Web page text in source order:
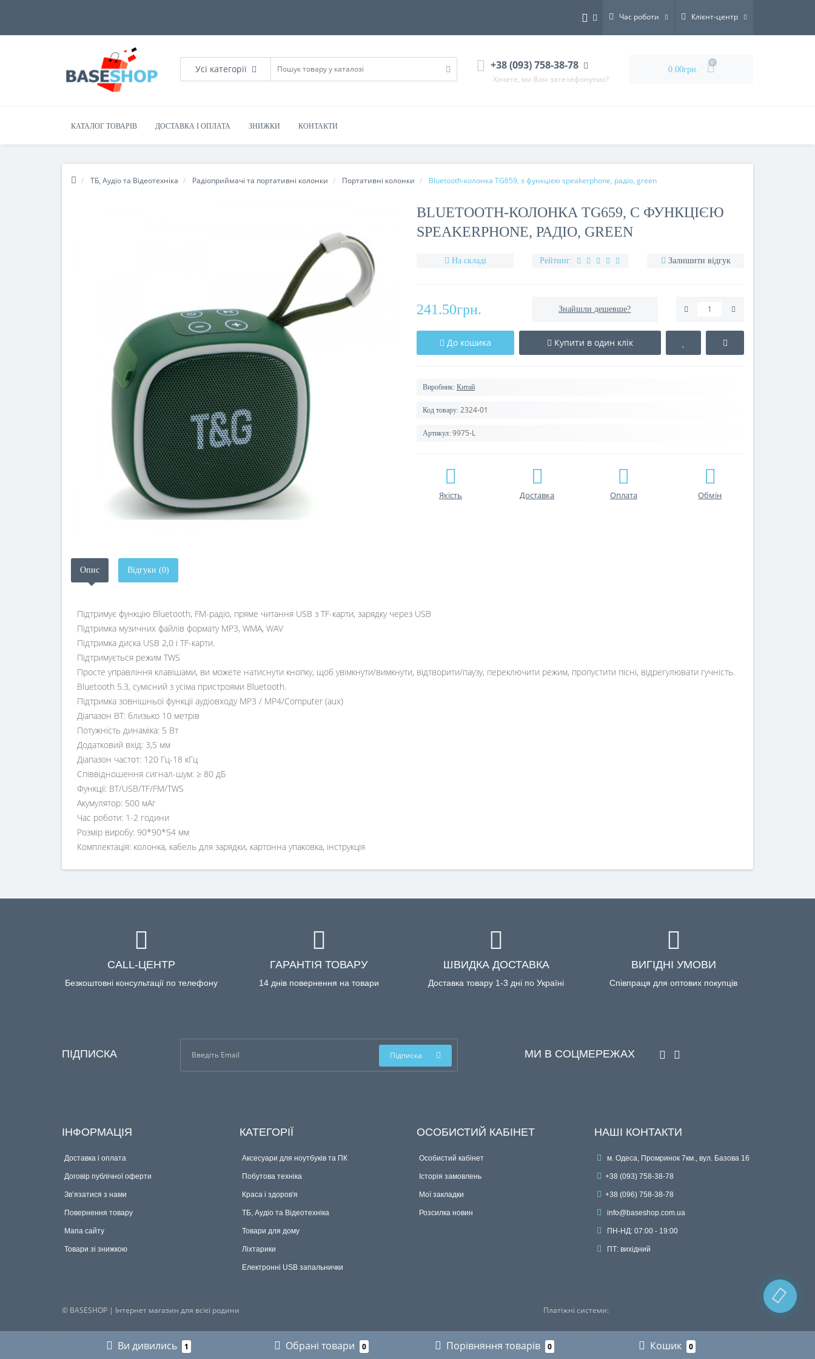
Час роботи Клієнт-центр
Усі категорії +38 (093) 758-38-78
Хочете, ми Вам зателефонуємо?
0.00грн.
0
КАТАЛОГ ТОВАРІВ ДОСТАВКА І ОПЛАТА ЗНИЖКИ КОНТАКТИ
ТБ, Аудіо та Відеотехніка Радіоприймачі та портативні колонки Портативні колонки Bluetooth-колонка TG659, з функцією speakerphone, радіо, green
BLUETOOTH-КОЛОНКА TG659, C ФУНКЦІЄЮ
SPEAKERPHONE, РАДІО, GREEN
На складі Рейтинг: Залишити відгук
241.50грн. Знайшли дешевше?
До кошика Купити в один клік
Виробник: Китай
Код товару: 2324-01
Артикул: 9975-L
Якість Доставка Оплата Обмін
Опис Відгуки (0)
Підтримує функцію Bluetooth, FM-радіо, пряме читання USB з TF-карти, зарядку через USB
Підтримка музичних файлів формату MP3, WMA, WAV
Підтримка диска USB 2,0 і TF-карти.
Підтримується режим TWS
Просте управління клавішами, ви можете натиснути кнопку, щоб увімкнути/вимкнути, відтворити/паузу, переключити режим, пропустити пісні, відрегулювати гучність.
Bluetooth 5.3, сумісний з усіма пристроями Bluetooth.
Підтримка зовнішньої функції аудіовходу MP3 / MP4/Computer (aux)
Діапазон BT: близько 10 метрів
Потужність динаміка: 5 Вт
Додатковий вхід: 3,5 мм
Діапазон частот: 120 Гц-18 кГц
Співвідношення сигнал-шум: ≥ 80 дБ
Функції: BT/USB/TF/FM/TWS
Акумулятор: 500 мАг
Час роботи: 1-2 години
Розмір виробу: 90*90*54 мм
Комплектація: колонка, кабель для зарядки, картонна упаковка, інструкція
CALL-ЦЕНТР
Безкоштовні консультації по телефону
ГАРАНТІЯ ТОВАРУ
14 днів повернення на товари
ШВИДКА ДОСТАВКА
Доставка товару 1-3 дні по Україні
ВИГІДНІ УМОВИ
Співпраця для оптових покупців
ПІДПИСКА Підписка МИ В СОЦМЕРЕЖАХ
ІНФОРМАЦІЯ
Доставка і оплата
Договір публічної оферти
Зв’язатися з нами
Повернення товару
Мапа сайту
Товари зі знижкою
КАТЕГОРІЇ
Аксесуари для ноутбуків та ПК
Побутова техніка
Краса і здоров'я
ТБ, Аудіо та Відеотехніка
Товари для дому
Ліхтарики
Електронні USB запальнички
ОСОБИСТИЙ КАБІНЕТ
Особистий кабінет
Історія замовлень
Мої закладки
Розсилка новин
НАШІ КОНТАКТИ
м. Одеса, Промринок 7км., вул. Базова 16
+38 (093) 758-38-78
+38 (096) 758-38-78
info@baseshop.com.ua
ПН-НД: 07:00 - 19:00
ПТ: вихідний
© BASESHOP | Інтернет магазин для всієї родини Платіжні системи:
Ви дивились 1 Обрані товари 0 Порівняння товарів 0 Кошик 0